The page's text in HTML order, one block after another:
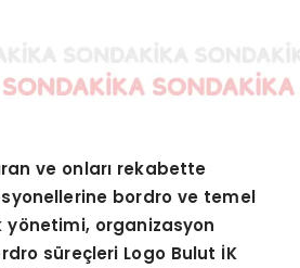
ve onları rekabette
bordro ve temel
yönetimi, organizasyon
süreçleri Logo Bulut İK